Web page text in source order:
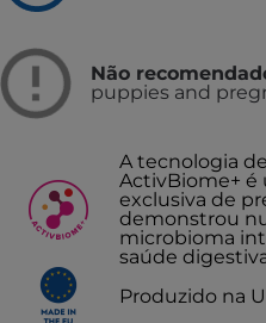
Não
puppies and
A tecnologia
ActivBiome+ é
exclusiva de
demonstrou
microbioma
saúde
Produzido na